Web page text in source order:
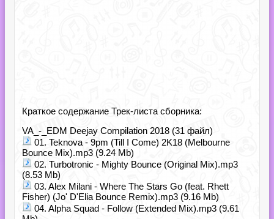
Краткое содержание Трек-листа сборника:
VA_-_EDM Deejay Compilation 2018 (31 файл)
01. Teknova - 9pm (Till I Come) 2K18 (Melbourne
Bounce Mix).mp3 (9.24 Mb)
02. Turbotronic - Mighty Bounce (Original Mix).mp3
(8.53 Mb)
03. Alex Milani - Where The Stars Go (feat. Rhett
Fisher) (Jo' D'Elia Bounce Remix).mp3 (9.16 Mb)
04. Alpha Squad - Follow (Extended Mix).mp3 (9.61